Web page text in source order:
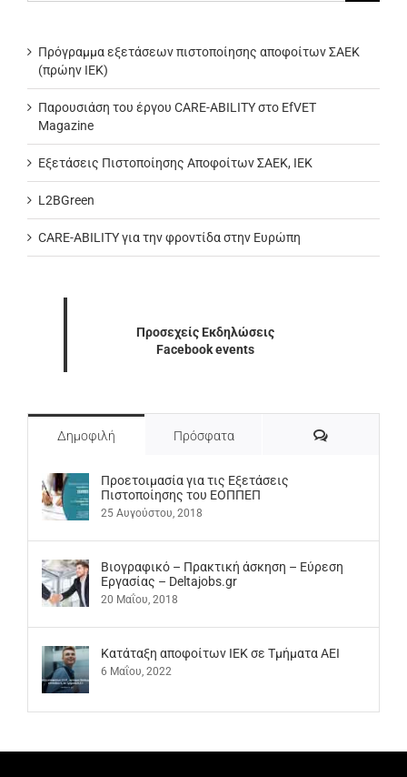
Πρόγραμμα εξετάσεων πιστοποίησης αποφοίτων ΣΑΕΚ
(πρώην ΙΕΚ)
Παρουσιάση του έργου CARE-ABILITY στο EfVET
Magazine
Εξετάσεις Πιστοποίησης Αποφοίτων ΣΑΕΚ, ΙΕΚ
L2BGreen
CARE-ABILITY για την φροντίδα στην Ευρώπη
Προσεχείς Εκδηλώσεις
Facebook events
Δημοφιλή Πρόσφατα Σχόλια
Προετοιμασία για τις Εξετάσεις
Πιστοποίησης του ΕΟΠΠΕΠ
25 Αυγούστου, 2018
Βιογραφικό – Πρακτική άσκηση – Εύρεση
Εργασίας – Deltajobs.gr
20 Μαΐου, 2018
Kατάταξη αποφοίτων ΙΕΚ σε Τμήματα ΑΕΙ
6 Μαΐου, 2022